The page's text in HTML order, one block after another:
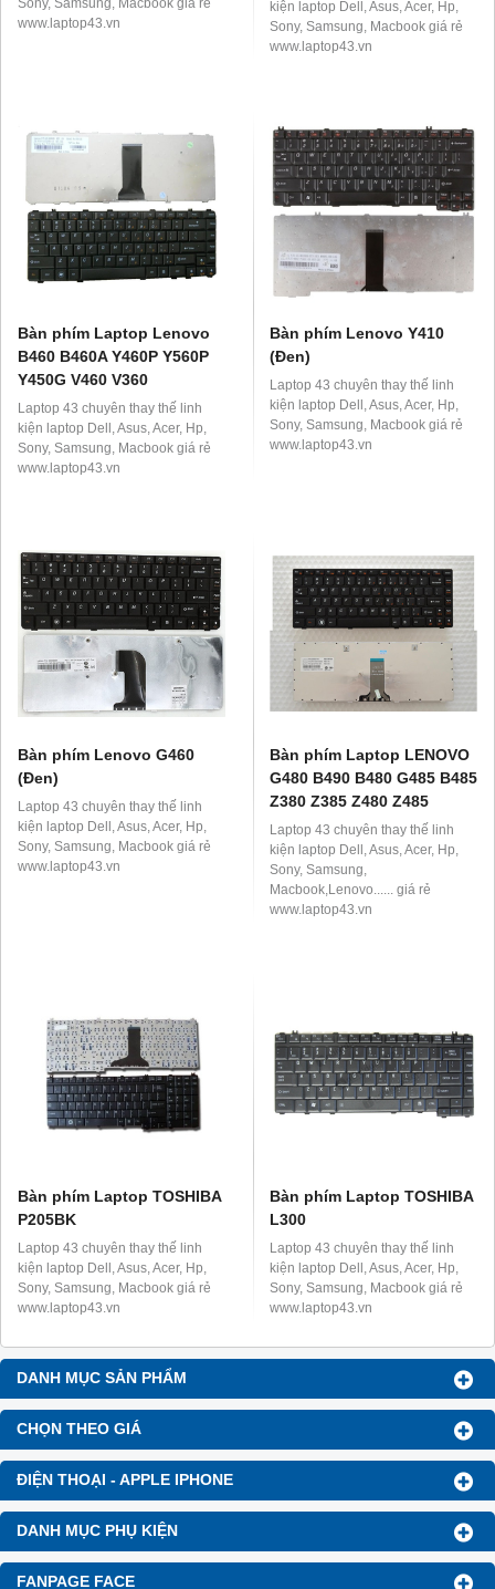
DANH MỤC SẢN PHẨM
CHỌN THEO GIÁ
ĐIỆN THOẠI - APPLE IPHONE
DANH MỤC PHỤ KIỆN
FANPAGE FACE
Sony, Samsung, Macbook giá rẻ
www.laptop43.vn
kiện laptop Dell, Asus, Acer, Hp,
Sony, Samsung, Macbook giá rẻ
www.laptop43.vn
Bàn phím Laptop Lenovo
B460 B460A Y460P Y560P
Y450G V460 V360
Laptop 43 chuyên thay thế linh
kiện laptop Dell, Asus, Acer, Hp,
Sony, Samsung, Macbook giá rẻ
www.laptop43.vn
Bàn phím Lenovo Y410
(Đen)
Laptop 43 chuyên thay thế linh
kiện laptop Dell, Asus, Acer, Hp,
Sony, Samsung, Macbook giá rẻ
www.laptop43.vn
Bàn phím Lenovo G460
(Đen)
Laptop 43 chuyên thay thế linh
kiện laptop Dell, Asus, Acer, Hp,
Sony, Samsung, Macbook giá rẻ
www.laptop43.vn
Bàn phím Laptop LENOVO
G480 B490 B480 G485 B485
Z380 Z385 Z480 Z485
Laptop 43 chuyên thay thế linh
kiện laptop Dell, Asus, Acer, Hp,
Sony, Samsung,
Macbook,Lenovo...... giá rẻ
www.laptop43.vn
Bàn phím Laptop TOSHIBA
P205BK
Laptop 43 chuyên thay thế linh
kiện laptop Dell, Asus, Acer, Hp,
Sony, Samsung, Macbook giá rẻ
www.laptop43.vn
Bàn phím Laptop TOSHIBA
L300
Laptop 43 chuyên thay thế linh
kiện laptop Dell, Asus, Acer, Hp,
Sony, Samsung, Macbook giá rẻ
www.laptop43.vn